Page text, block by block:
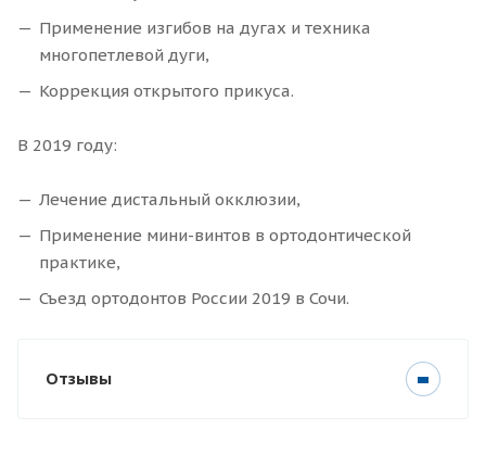
Применение изгибов на дугах и техника
многопетлевой дуги,
Коррекция открытого прикуса.
В 2019 году:
Лечение дистальный окклюзии,
Применение мини-винтов в ортодонтической
практике,
Съезд ортодонтов России 2019 в Сочи.
Отзывы